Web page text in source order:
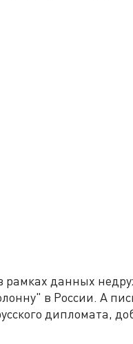
рамках данных
в России. А
дипломата,